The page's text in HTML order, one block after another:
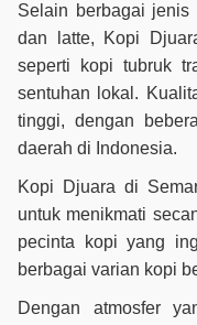
Selain berbagai jenis
dan latte, Kopi
seperti kopi tubruk
sentuhan lokal.
tinggi, dengan
daerah di Indonesia.
Kopi Djuara di
untuk menikmati
pecinta kopi yang
berbagai varian kopi
Dengan atmosfer